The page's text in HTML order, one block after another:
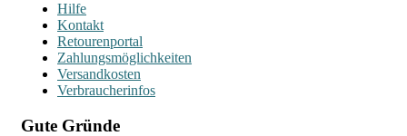
Hilfe
Kontakt
Retourenportal
Zahlungsmöglichkeiten
Versandkosten
Verbraucherinfos
Gute Gründe